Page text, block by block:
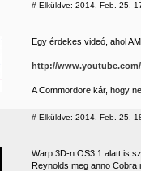
# Elküldve: 2014. Feb. 25.
Egy érdekes videó, ahol
http://
A Commordore kár, hogy
# Elküldve: 2014. Feb. 25.
Warp 3D-n OS3.1 alatt is
Reynolds meg anno Cobra